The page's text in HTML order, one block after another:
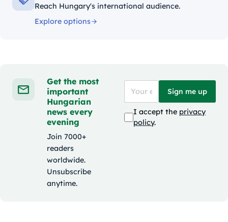
Reach Hungary's international audience.
Explore options
Get the most
important
Hungarian
news every
evening
Join 7000+
readers
worldwide.
Unsubscribe
anytime.
Sign me up
I accept the privacy
policy.